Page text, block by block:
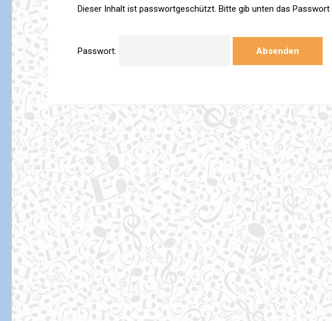
Dieser Inhalt ist passwortgeschützt. Bitte gib unten das Passwort
Passwort: